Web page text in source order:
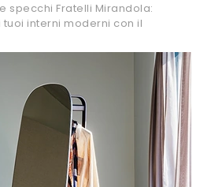
specchi Fratelli Mirandola:
interni moderni con il